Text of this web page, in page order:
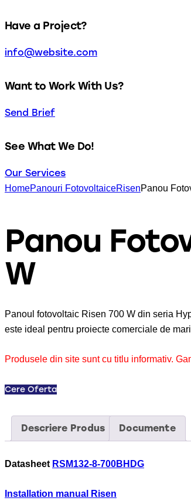
Have a Project?
info@website.com
Want to Work With Us?
Send Brief
See What We Do!
Our Services
HomePanouri FotovoltaiceRisenPanou
Panou
W
Panoul fotovoltaic Risen 700 W din seria
este ideal pentru proiecte comerciale de
Produsele din site sunt cu titlu informativ.
Cere Oferta
Descriere Produs Documente
Datasheet RSM132-8-700BHDG
Installation manual Risen